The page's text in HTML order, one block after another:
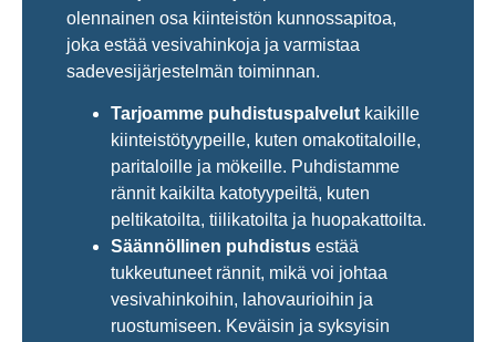
olennainen osa kiinteistön kunnossapitoa,
joka estää vesivahinkoja ja varmistaa
sadevesijärjestelmän toiminnan.
Tarjoamme puhdistuspalvelut kaikille
kiinteistötyypeille, kuten omakotitaloille,
paritaloille ja mökeille. Puhdistamme
rännit kaikilta katotyypeiltä, kuten
peltikatoilta, tiilikatoilta ja huopakattoilta.
Säännöllinen puhdistus estää
tukkeutuneet rännit, mikä voi johtaa
vesivahinkoihin, lahovaurioihin ja
ruostumiseen. Keväisin ja syksyisin